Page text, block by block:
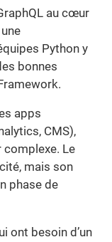
au cœur
Python y
bonnes
apps
CMS),
Le
mais son
phase de
ont besoin d’un